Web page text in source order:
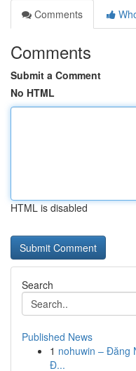
Comments
Comments
Submit a Comment
No HTML
HTML is disabled
Search
Published News
1 nohuwin – Đăng
Đ...